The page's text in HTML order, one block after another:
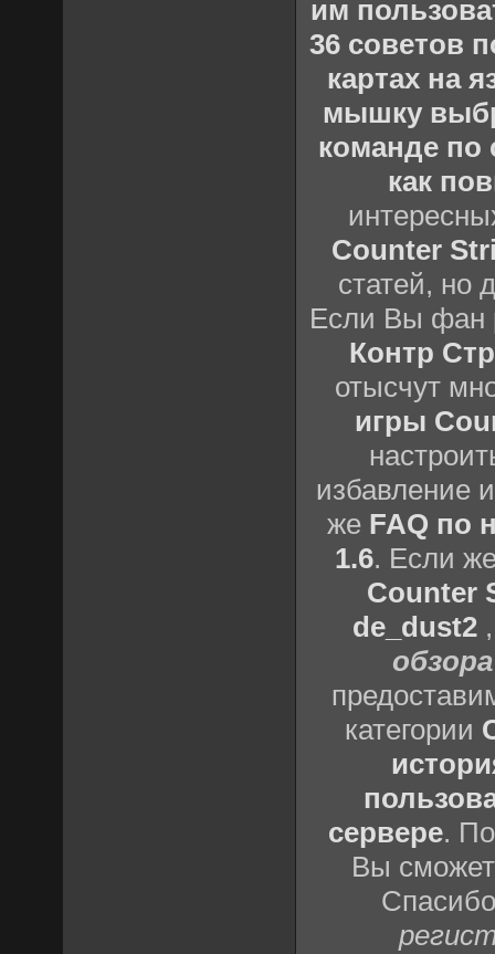
им
36 советов
картах на
мышку
команде по
как
Counter
статей, но
Если Вы фан
Контр
отысчут
игры
избавление
же FAQ по
1.6. Если
Counter
de_dust2
категории
сервере.
Вы